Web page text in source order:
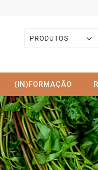
PRODUTOS
(IN)FORMAÇÃO